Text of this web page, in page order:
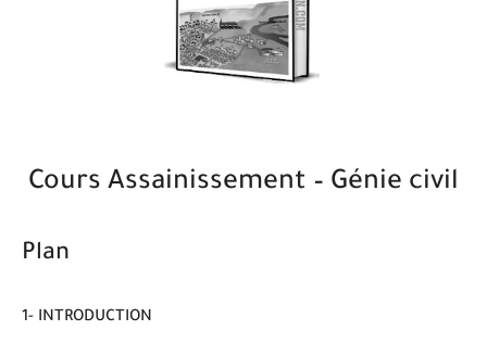
Cours Assainissement – Génie civil
Plan
1- INTRODUCTION